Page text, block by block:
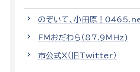
のぞいて、小田原！
FMおだわら（87.9MHz)
市公式X（旧Twitter）